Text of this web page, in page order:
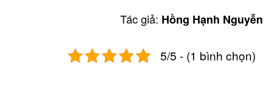
Tác giả: Hồng Hạnh Nguyễn
5/5 - (1 bình chọn)